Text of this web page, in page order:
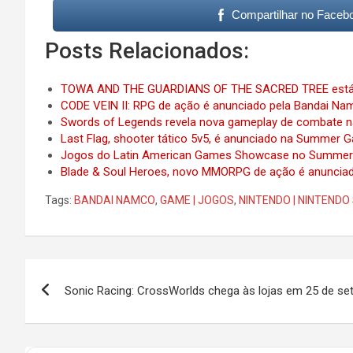
Compartilhar no
Posts Relacionados:
TOWA AND THE GUARDIANS OF THE SACRED TREE
CODE VEIN II: RPG de ação é anunciado pela Bandai
Swords of Legends revela nova gameplay de combate
Last Flag, shooter tático 5v5, é anunciado na Summer
Jogos do Latin American Games Showcase no
Blade & Soul Heroes, novo MMORPG de ação é
Tags: BANDAI NAMCO, GAME | JOGOS, NINTENDO |
navigation
Sonic Racing: CrossWorlds chega às lojas em 25 de